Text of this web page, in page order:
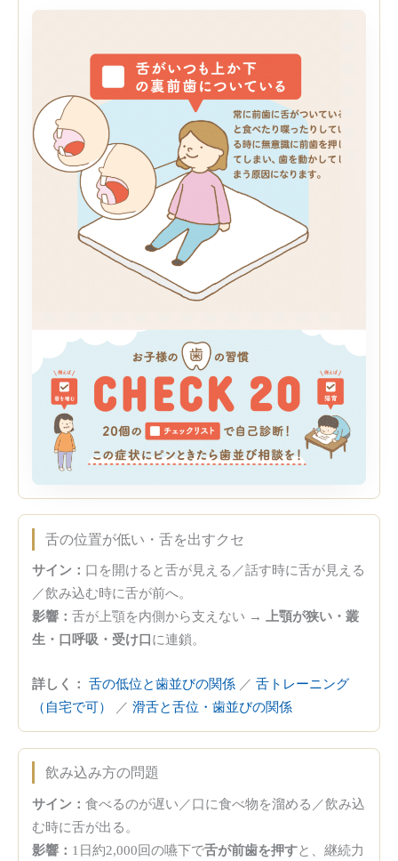
舌の位置が低い・舌を出すクセ
サイン： 口を開けると舌が見える／話す時に舌が見える
／飲み込む時に舌が前へ。
影響： 舌が上顎を内側から支えない →
上顎が狭い・叢
生・口呼吸・受け口 に連鎖。
詳しく： 舌の低位と歯並びの関係／ 舌トレーニング
（自宅で可）
／ 滑舌と舌位・歯並びの関係
飲み込み方の問題
サイン： 食べるのが遅い／口に食べ物を溜める／飲み込
む時に舌が出る。
影響： 1日約2,000回の嚥下で舌が前歯を押すと、継続力